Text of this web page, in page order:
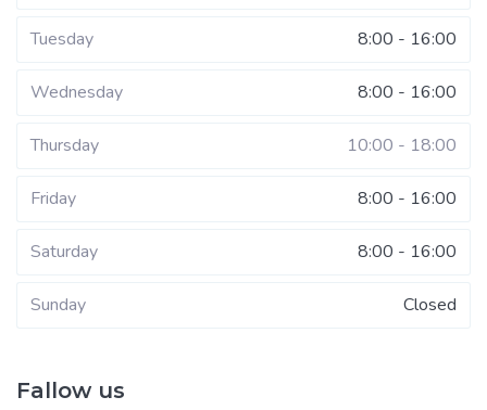
Tuesday 8:00 - 16:00
Wednesday 8:00 - 16:00
Thursday 10:00 - 18:00
Friday 8:00 - 16:00
Saturday 8:00 - 16:00
Sunday Closed
Fallow us